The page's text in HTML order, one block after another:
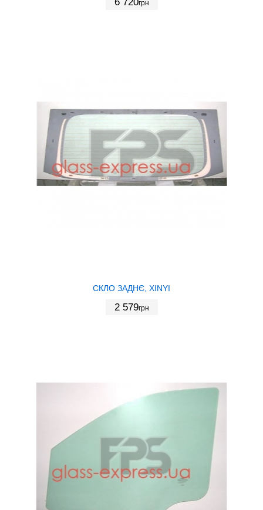
грн
СКЛО ЗАДНЄ, XINYI
2 579грн